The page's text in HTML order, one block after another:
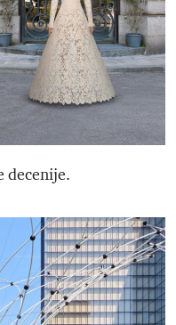
decenije.